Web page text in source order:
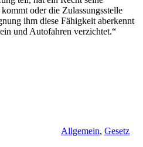
oder die Zulassungsstelle
ihm diese Fähigkeit aberkennt
und Autofahren verzichtet.“
Allgemein, Gesetz